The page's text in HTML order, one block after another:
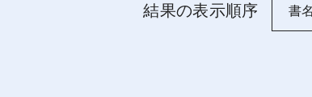
結果の表示順序